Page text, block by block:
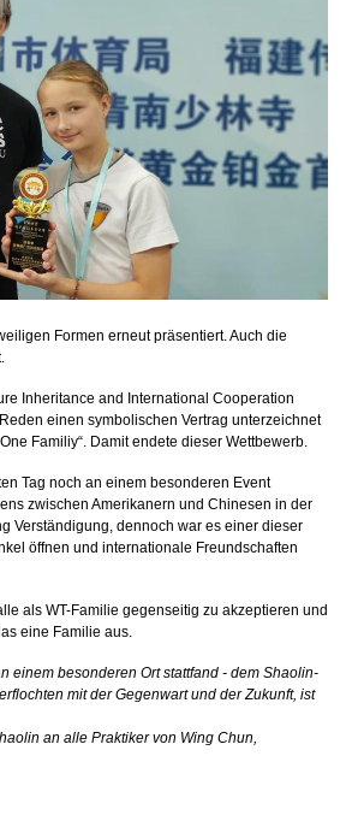
Formen erneut präsentiert. Auch die
Inheritance and International Cooperation
einen symbolischen Vertrag unterzeichnet
Familiy“. Damit endete dieser Wettbewerb.
Tag noch an einem besonderen Event
zwischen Amerikanern und Chinesen in der
Verständigung, dennoch war es einer dieser
öffnen und internationale Freundschaften
als WT-Familie gegenseitig zu akzeptieren und
eine Familie aus.
einem besonderen Ort stattfand - dem Shaolin-
mit der Gegenwart und der Zukunft, ist
an alle Praktiker von Wing Chun,